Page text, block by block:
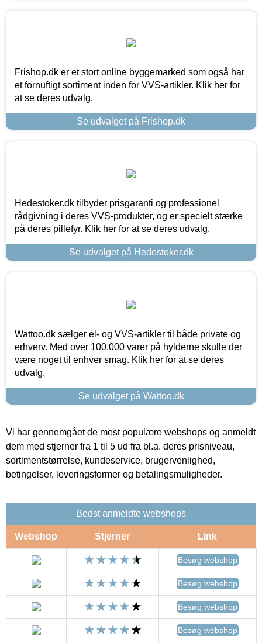
Frishop.dk er et stort online byggemarked som også har
et fornuftigt sortiment inden for VVS-artikler. Klik her for
at se deres udvalg.
Se udvalget på Frishop.dk
Hedestoker.dk tilbyder prisgaranti og professionel
rådgivning i deres VVS-produkter, og er specielt stærke
på deres pillefyr. Klik her for at se deres udvalg.
Se udvalget på Hedestoker.dk
Wattoo.dk sælger el- og VVS-artikler til både private og
erhverv. Med over 100.000 varer på hylderne skulle der
være noget til enhver smag. Klik her for at se deres
udvalg.
Se udvalget på Wattoo.dk
Vi har gennemgået de mest populære webshops og anmeldt
dem med stjerner fra 1 til 5 ud fra bl.a. deres prisniveau,
sortimentstørrelse, kundeservice, brugervenlighed,
betingelser, leveringsformer og betalingsmuligheder.
Bedst anmeldte webshops
Webshop Stjerner Link
Besøg webshop
Besøg webshop
Besøg webshop
Besøg webshop